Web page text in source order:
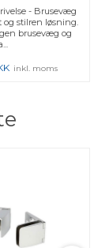
- Brusevæg
og stilren løsning.
brusevæg og
inkl. moms